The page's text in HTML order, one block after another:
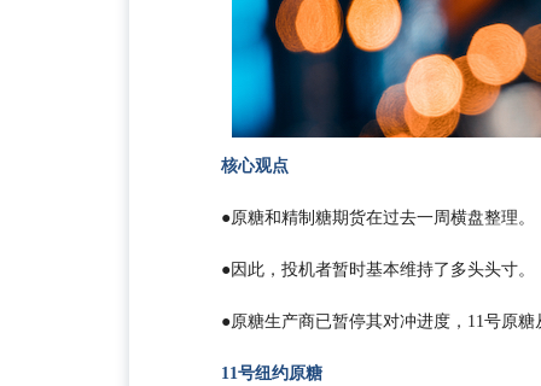
核心观点
●原糖和精制糖期货在过去一周横盘整理。
●因此，投机者暂时基本维持了多头头寸。
●原糖生产商已暂停其对冲进度，11号原糖
11号纽约原糖